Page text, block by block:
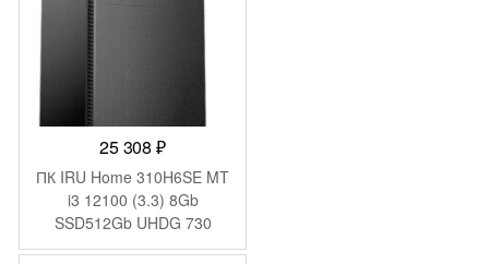
25 308₽
ПК IRU Home 310H6SE MT
i3 12100 (3.3) 8Gb
SSD512Gb UHDG 730
FreeDOS GbitEth 400W